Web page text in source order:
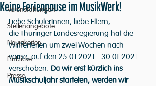
Veranstaltungen
Stellenangebote
Neuigkeiten
Einblicke
Presse
Keine Ferienpause im MusikWerk!
Liebe SchülerInnen, liebe Eltern,
die Thüringer Landesregierung hat die
Winterferien um zwei Wochen nach
vorne, auf den 25.01.2021 - 30.01.2021
verschoben. Da wir erst kürzlich ins
Musikschuljahr starteten, werden wir